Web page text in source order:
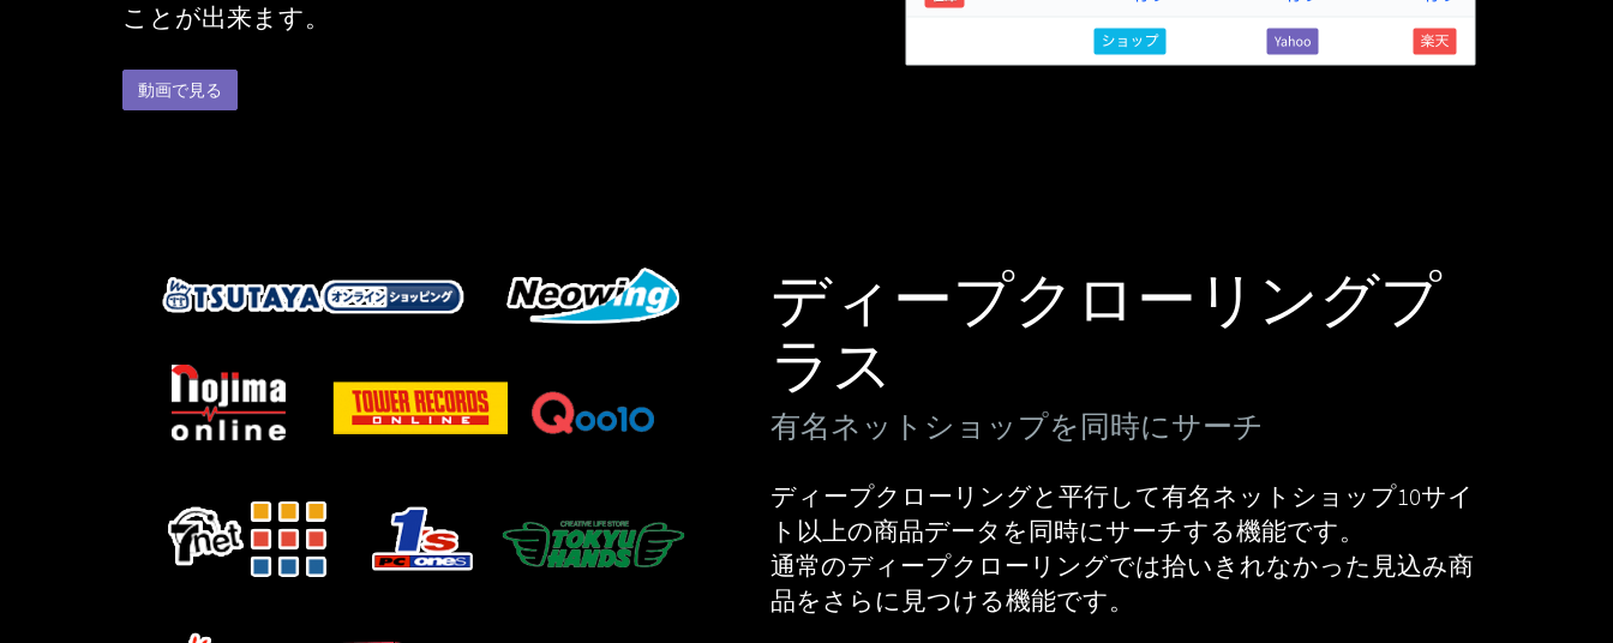
ことが出来ます。
動画で見る
ディープクローリングプ
ラス
有名ネットショップを同時にサーチ
ディープクローリングと平行して有名ネットショップ10サイ
ト以上の商品データを同時にサーチする機能です。
通常のディープクローリングでは拾いきれなかった見込み商
品をさらに見つける機能です。